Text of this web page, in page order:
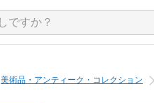
美術品・アンティーク・コレクション